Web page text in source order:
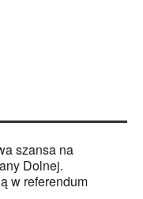
szansa na
Dolnej.
w referendum